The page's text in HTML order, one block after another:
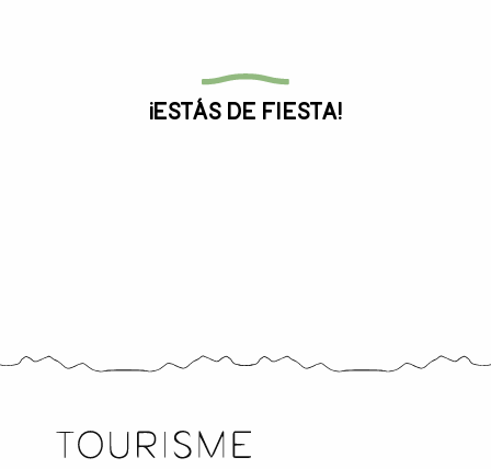
¡Estás de fiesta!